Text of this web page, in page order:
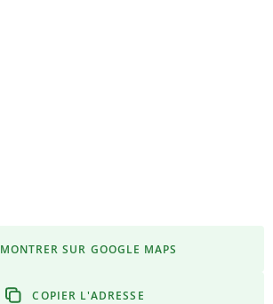
MONTRER SUR GOOGLE MAPS
COPIER L'ADRESSE